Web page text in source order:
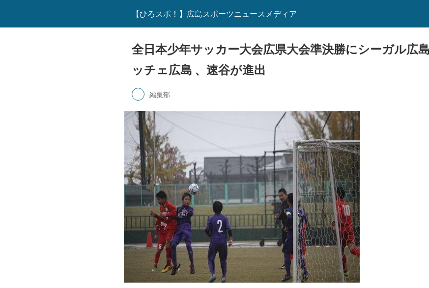
【ひろスポ！】広島スポーツニュースメディア
全日本少年サッカー大会広県大会準決勝にシーガル広
ッチェ広島 、速谷が進出
編集部